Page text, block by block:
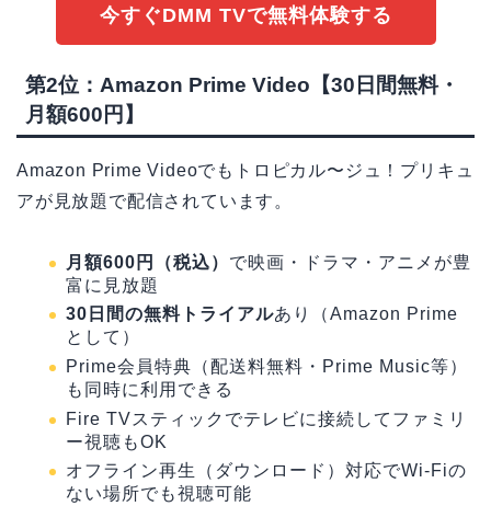
今すぐDMM TVで無料体験する
第2位：Amazon Prime Video【30日間無料・
月額600円】
Amazon Prime Videoでもトロピカル〜ジュ！プリキュ
アが見放題で配信されています。
月額600円（税込） で映画・ドラマ・アニメが豊
富に見放題
30日間の無料トライアルあり（Amazon Prime
として）
Prime会員特典（配送料無料・Prime Music等）
も同時に利用できる
Fire TVスティックでテレビに接続してファミリ
ー視聴もOK
オフライン再生（ダウンロード）対応でWi-Fiの
ない場所でも視聴可能